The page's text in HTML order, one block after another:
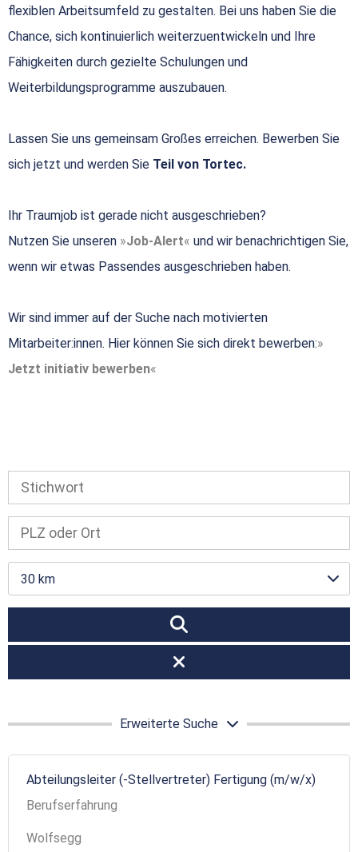
flexiblen Arbeitsumfeld zu gestalten. Bei uns haben Sie die
Chance, sich kontinuierlich weiterzuentwickeln und Ihre
Fähigkeiten durch gezielte Schulungen und
Weiterbildungsprogramme auszubauen.
Lassen Sie uns gemeinsam Großes erreichen. Bewerben Sie
sich jetzt und werden Sie Teil von Tortec.
Ihr Traumjob ist gerade nicht ausgeschrieben?
Nutzen Sie unseren
Job-Alert
und wir benachrichtigen Sie,
wenn wir etwas Passendes ausgeschrieben haben.
Wir sind immer auf der Suche nach motivierten
Mitarbeiter:innen. Hier können Sie sich direkt bewerben:
Jetzt initiativ bewerben
30 km
Erweiterte Suche
Abteilungsleiter (-Stellvertreter) Fertigung (m/w/x)
Berufserfahrung
Wolfsegg